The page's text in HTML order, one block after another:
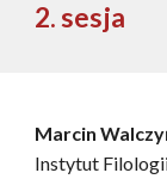
2. sesja
Marcin
Instytut